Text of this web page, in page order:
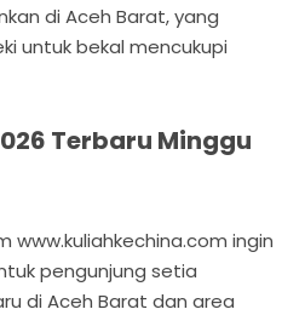
di Aceh Barat, yang
untuk bekal mencukupi
Terbaru Minggu
www.kuliahkechina.com ingin
pengunjung setia
di Aceh Barat dan area